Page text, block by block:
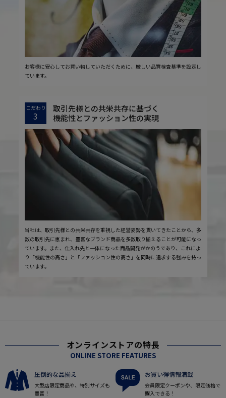
お客様に安心してお買い物していただくために、厳しい品質検査基準を設定し
ています。
こだわり
3
取引先様との共栄共存に基づく
機能性とファッション性の実現
当社は、取引先様との共栄共存を重視した経営姿勢を貫いてきたことから、多
数の取引先に恵まれ、豊富なブランド商品を多数取り揃えることが可能になっ
ています。また、仕入れ先と一体になった商品開発がかのうであり、これによ
り「機能性の高さ」と「ファッション性の高さ」を同時に追求する強みを持っ
ています。
オンラインストアの特長
ONLINE STORE FEATURES
圧倒的な品揃え
大型店限定商品や、特別サイズも
豊富！
お買い得情報満載
会員限定クーポンや、限定価格で
購入できる！